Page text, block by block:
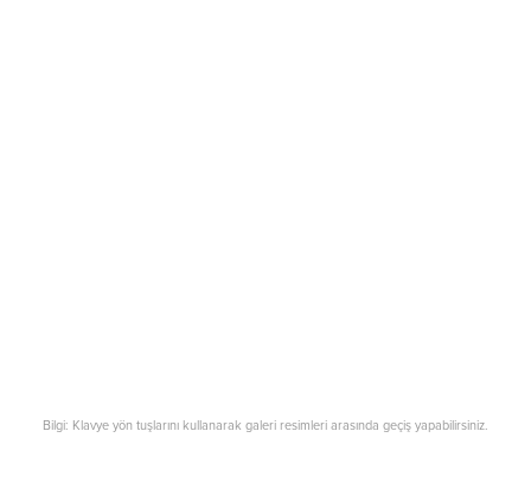
Bilgi: Klavye yön tuşlarını kullanarak galeri resimleri arasında geçiş yapabilirsiniz.